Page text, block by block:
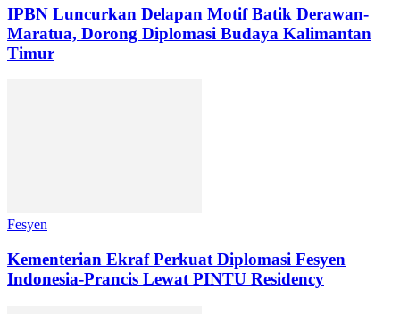
IPBN Luncurkan Delapan Motif Batik Derawan-
Maratua, Dorong Diplomasi Budaya Kalimantan
Timur
Fesyen
Kementerian Ekraf Perkuat Diplomasi Fesyen
Indonesia-Prancis Lewat PINTU Residency